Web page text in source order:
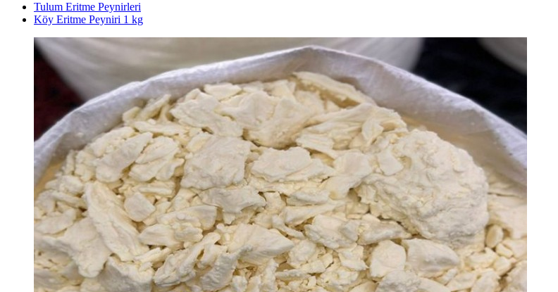
Tulum Eritme Peynirleri
Köy Eritme Peyniri 1 kg